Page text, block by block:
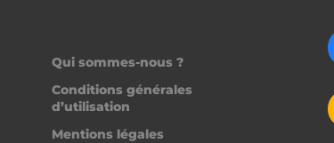
Qui sommes-nous ?
Conditions générales
d’utilisation
Mentions légales
CookieScriptConsent